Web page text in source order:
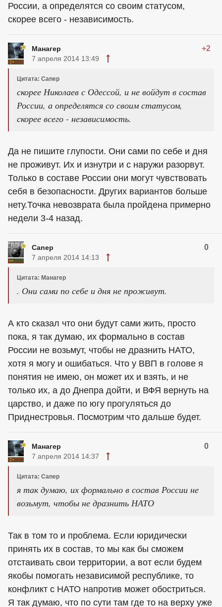
России, а определятся со своим статусом,
скорее всего - независимость.
Манагер +2
7 апреля 2014 13:49
Цитата: Canep
скорее Николаев с Одессой, и не войдут в состав
России, а определятся со своим статусом,
скорее всего - независимость.
Да не пишите глупости. Они сами по себе и дня
не проживут. Их и изнутри и с наружи разорвут.
Только в составе России они могут чувствовать
себя в безопасности. Других вариантов больше
нету.Точка невозврата была пройдена примерно
недели 3-4 назад.
Canep 0
7 апреля 2014 14:13
Цитата: Манагер
. Они сами по себе и дня не проживут.
А кто сказал что они будут сами жить, просто
пока, я так думаю, их формально в состав
России не возьмут, чтобы не дразнить НАТО,
хотя я могу и ошибаться. Что у ВВП в голове я
понятия не имею, он может их и взять, и не
только их, а до Днепра дойти, и ВФЯ вернуть на
царство, и даже по югу прогуляться до
Приднестровья. Посмотрим что дальше будет.
Манагер 0
7 апреля 2014 14:37
Цитата: Canep
я так думаю, их формально в состав России не
возьмут, чтобы не дразнить НАТО
Так в том то и проблема. Если юридически
принять их в состав, то мы как бы сможем
отстаивать свои территории, а вот если будем
якобы помогать независимой республике, то
конфликт с НАТО напротив может обостриться.
Я так думаю, что по сути там где то на верху уже